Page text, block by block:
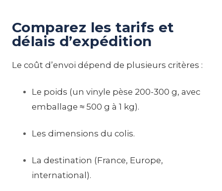
Comparez les tarifs et
délais d’expédition
Le coût d’envoi dépend de plusieurs critères :
Le poids (un vinyle pèse 200-300 g, avec
emballage ≈ 500 g à 1 kg).
Les dimensions du colis.
La destination (France, Europe,
international).